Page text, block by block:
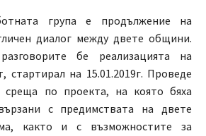
група е продължение на
диалог между двете общини.
бе реализацията на
стартирал на 15.01.2019г. Проведе
среща по проекта, на която бяха
с предимствата на двете
както и с възможностите за